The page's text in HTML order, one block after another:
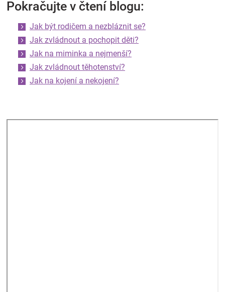
Pokračujte v čtení blogu:
Jak být rodičem a nezbláznit se?
Jak zvládnout a pochopit děti?
Jak na miminka a nejmenší?
Jak zvládnout těhotenství?
Jak na kojení a nekojení?